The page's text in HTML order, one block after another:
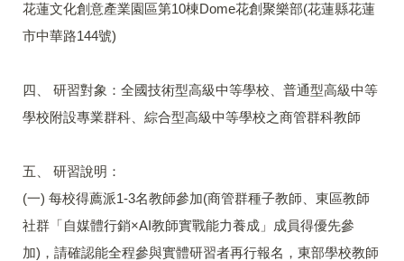
花蓮文化創意產業園區第10棟Dome花創聚樂部(花蓮縣花蓮
市中華路144號)
四、 研習對象：全國技術型高級中等學校、普通型高級中等
學校附設專業群科、綜合型高級中等學校之商管群科教師
五、 研習說明：
(一) 每校得薦派1-3名教師參加(商管群種子教師、東區教師
社群「自媒體行銷×AI教師實戰能力養成」成員得優先參
加)，請確認能全程參與實體研習者再行報名，東部學校教師